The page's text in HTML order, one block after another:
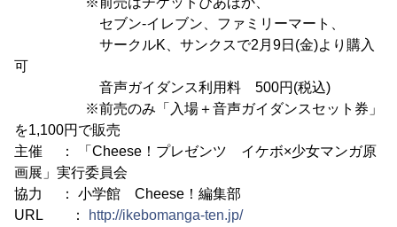
セブン-イレブン、ファミリーマート、
サークルK、サンクスで2月9日(金)より購入
可
音声ガイダンス利用料 500円(税込)
※前売のみ「入場＋音声ガイダンスセット券」
を1,100円で販売
主催 ： 「Cheese！プレゼンツ イケボ×少女マンガ原
画展」実行委員会
協力 ： 小学館 Cheese！編集部
URL ：
http://ikebomanga-ten.jp/